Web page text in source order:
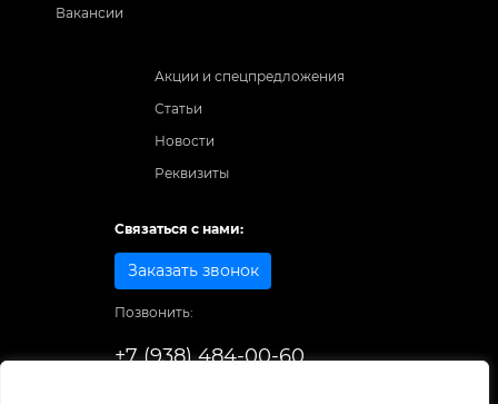
Вакансии
Акции и спецпредложения
Статьи
Новости
Реквизиты
Связаться с нами:
Заказать звонок
Позвонить:
+7 (938) 484-00-60